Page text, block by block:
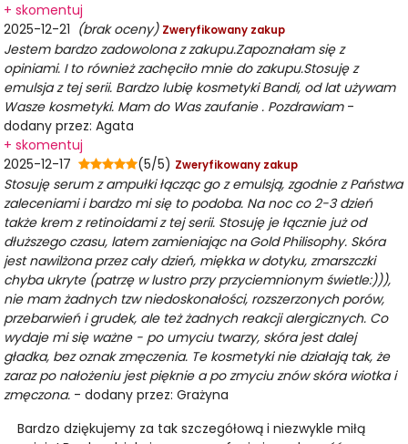
+ skomentuj
2025-12-21 (brak oceny) Zweryfikowany zakup
Jestem bardzo zadowolona z zakupu.Zapoznałam się z
opiniami. I to również zachęciło mnie do zakupu.Stosuję z
emulsja z tej serii. Bardzo lubię kosmetyki Bandi, od lat używam
Wasze kosmetyki. Mam do Was zaufanie . Pozdrawiam -
dodany przez: Agata
+ skomentuj
2025-12-17
(5/5) Zweryfikowany zakup
Stosuję serum z ampułki łącząc go z emulsją, zgodnie z Państwa
zaleceniami i bardzo mi się to podoba. Na noc co 2-3 dzień
także krem z retinoidami z tej serii. Stosuję je łącznie już od
dłuższego czasu, latem zamieniając na Gold Philisophy. Skóra
jest nawilżona przez cały dzień, miękka w dotyku, zmarszczki
chyba ukryte (patrzę w lustro przy przyciemnionym świetle:))),
nie mam żadnych tzw niedoskonałości, rozszerzonych porów,
przebarwień i grudek, ale też żadnych reakcji alergicznych. Co
wydaje mi się ważne - po umyciu twarzy, skóra jest dalej
gładka, bez oznak zmęczenia. Te kosmetyki nie działają tak, że
zaraz po nałożeniu jest pięknie a po zmyciu znów skóra wiotka i
zmęczona. - dodany przez: Grażyna
Bardzo dziękujemy za tak szczegółową i niezwykle miłą